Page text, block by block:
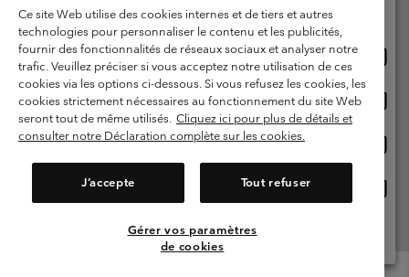
Gebruiksvoorwaarden
Verkoopvoorwaarden
Garantie
Privacybeleid
Gebruiksvoorwaarden voor lidmaatschap
Voorwaarden voor door gebruikers gegenereerde inhoud
Impressum
Cookies
Ce site Web utilise des cookies internes et de tiers et autres
technologies pour personnaliser le contenu et les publicités,
fournir des fonctionnalités de réseaux sociaux et analyser notre
trafic. Veuillez préciser si vous acceptez notre utilisation de ces
cookies via les options ci-dessous. Si vous refusez les cookies, les
cookies strictement nécessaires au fonctionnement du site Web
seront tout de même utilisés. Cliquez ici pour plus de détails et
consulter notre Déclaration complète sur les cookies.
J’accepte Tout refuser
Gérer vos paramètres
de cookies
Online shoppen beschikbaar
United States
Belgium-English
Belgium-Français
Belgium-Dutch
Alle Locaties Bekijken